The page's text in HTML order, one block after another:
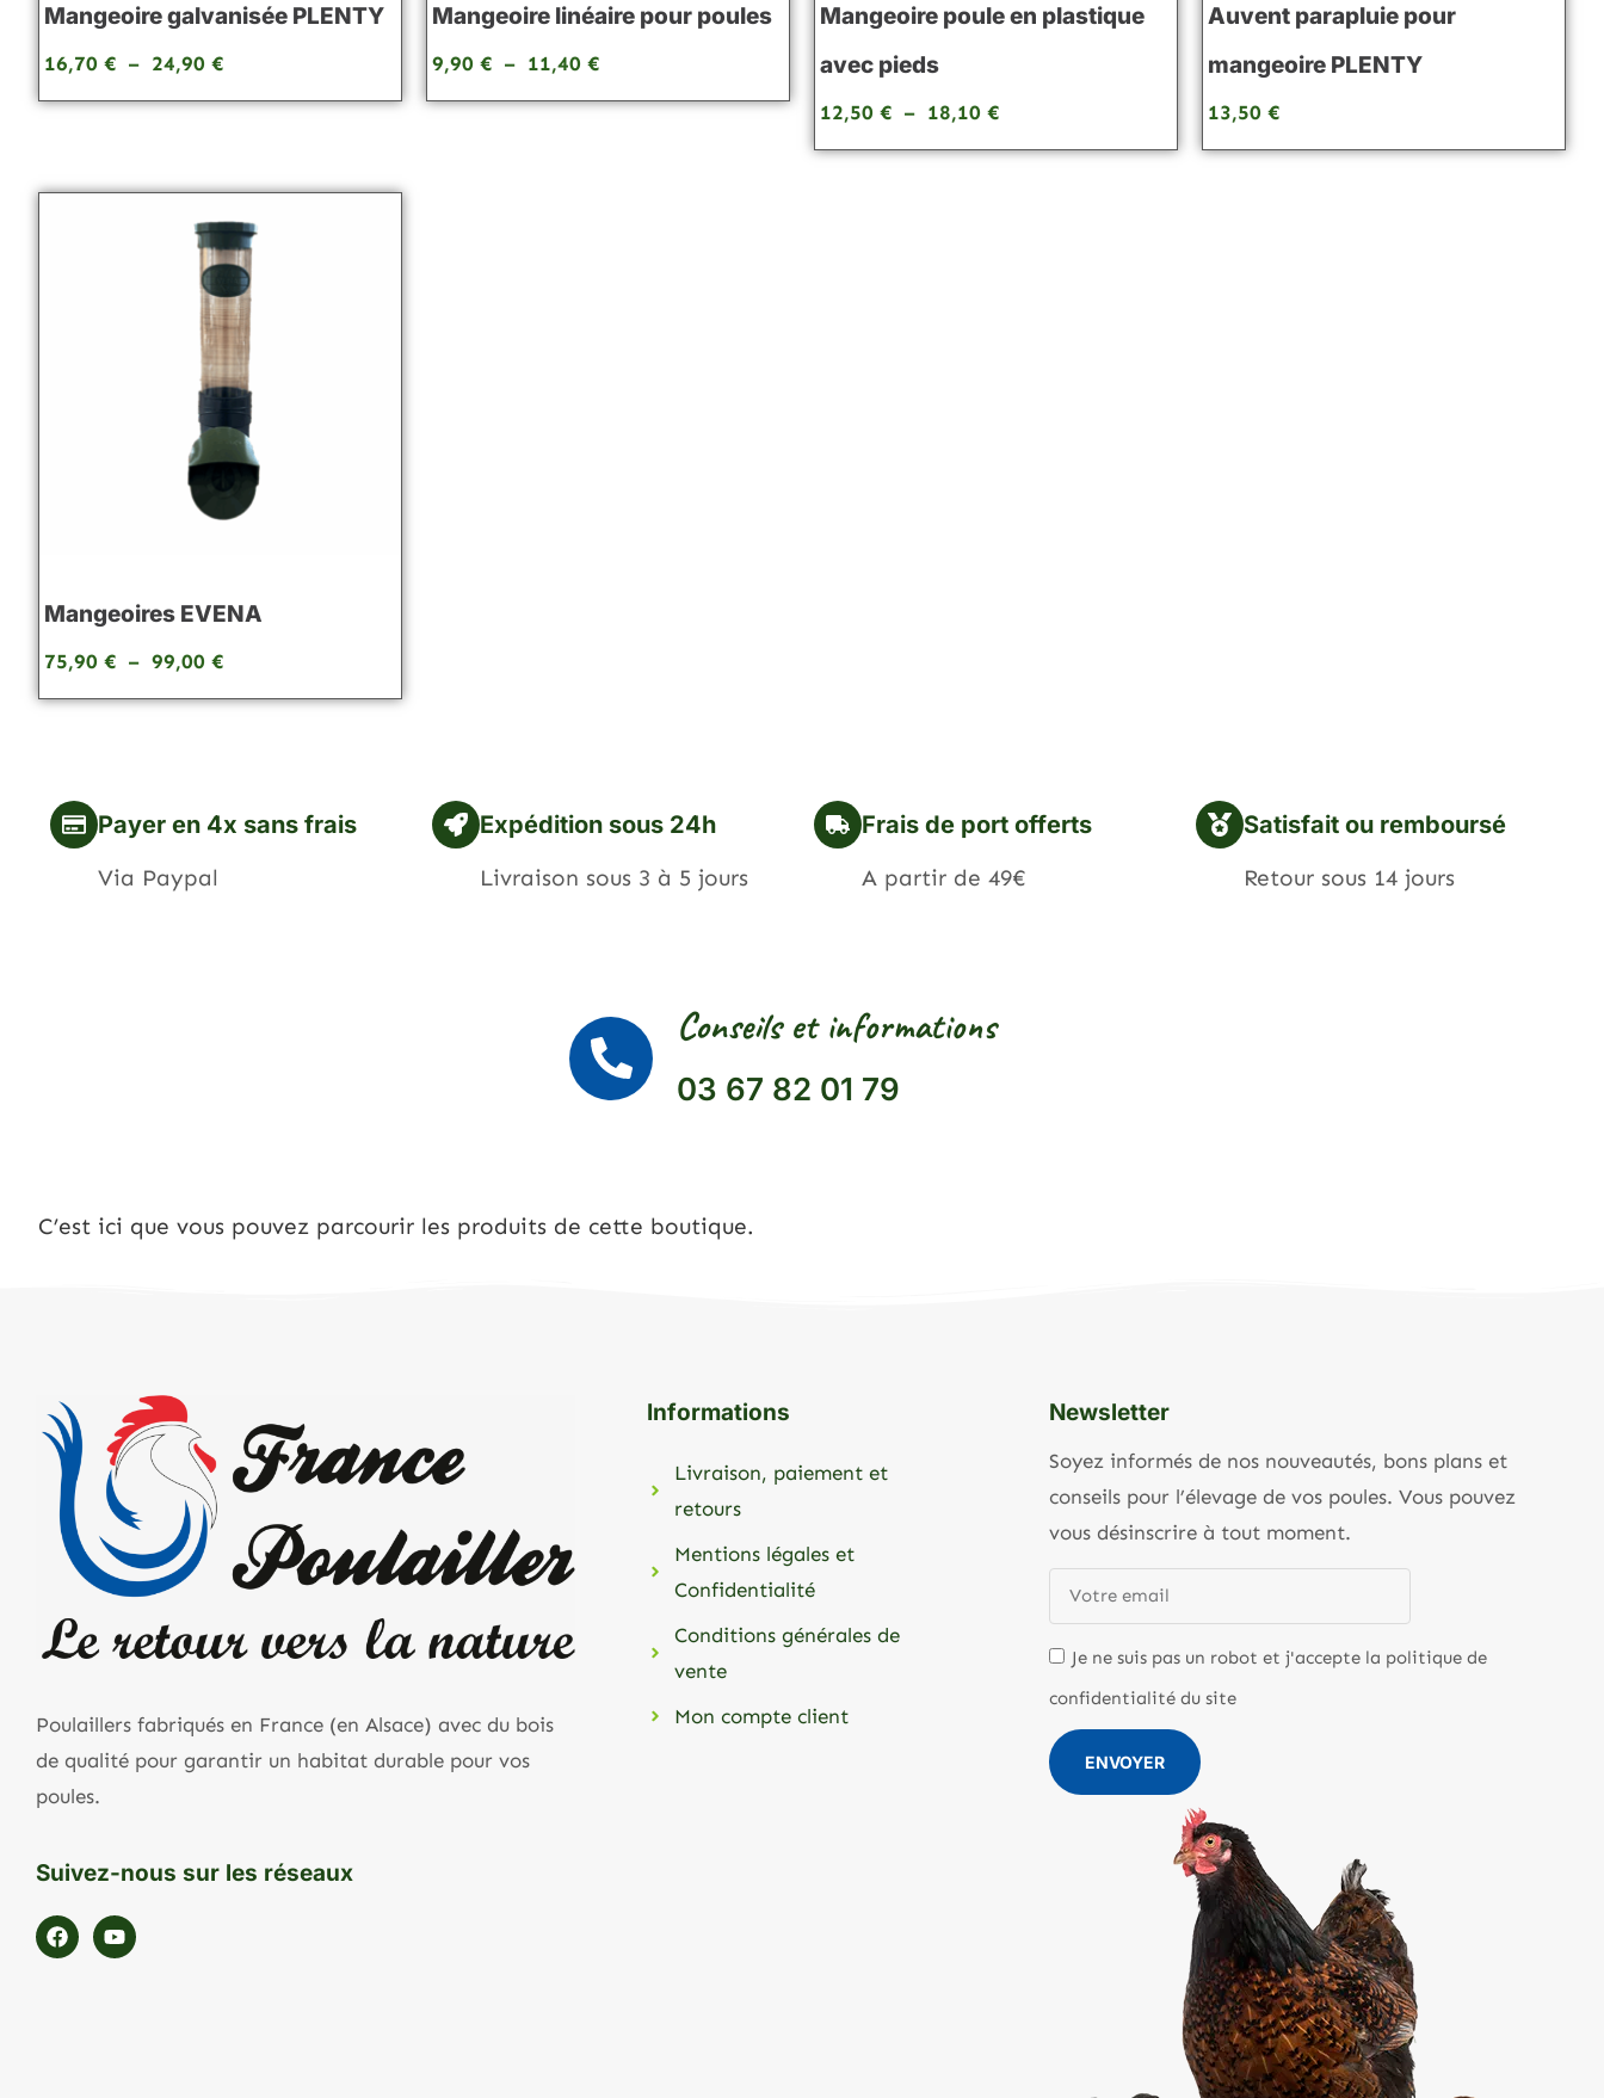
Mangeoire galvanisée PLENTY
16,70 € – 24,90 €
Mangeoire linéaire pour poules
9,90 € – 11,40 €
Mangeoire poule en plastique
avec pieds
12,50 € – 18,10 €
Auvent parapluie pour
mangeoire PLENTY
13,50 €
Mangeoires EVENA
75,90 € – 99,00 €
Payer en 4x sans frais
Via Paypal
Expédition sous 24h
Livraison sous 3 à 5 jours
Frais de port offerts
A partir de 49€
Satisfait ou remboursé
Retour sous 14 jours
Conseils et informations
03 67 82 01 79
C’est ici que vous pouvez parcourir les produits de cette boutique.
Poulaillers fabriqués en France (en Alsace) avec du bois
de qualité pour garantir un habitat durable pour vos
poules.
Suivez-nous sur les réseaux
Informations
Livraison, paiement et
retours
Mentions légales et
Confidentialité
Conditions générales de
vente
Mon compte client
Newsletter
Soyez informés de nos nouveautés, bons plans et
conseils pour l’élevage de vos poules. Vous pouvez
vous désinscrire à tout moment.
Je ne suis pas un robot et j'accepte la politique de
confidentialité du site
ENVOYER